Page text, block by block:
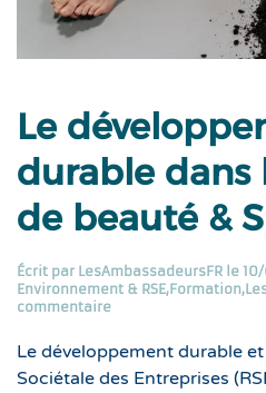
Le
durable dans
de beauté &
Écrit par LesAmbassadeursFR le
Environnement & RSE,Formation,
commentaire
Le développement durable
Sociétale des Entreprises